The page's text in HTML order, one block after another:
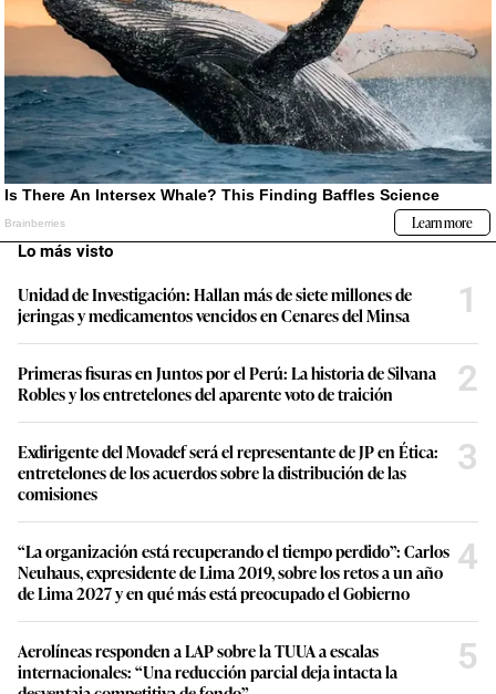
Lo más visto
Unidad de Investigación: Hallan más de siete millones de
jeringas y medicamentos vencidos en Cenares del Minsa
1
Primeras fisuras en Juntos por el Perú: La historia de Silvana
Robles y los entretelones del aparente voto de traición
2
Exdirigente del Movadef será el representante de JP en Ética:
entretelones de los acuerdos sobre la distribución de las
comisiones
3
“La organización está recuperando el tiempo perdido”: Carlos
Neuhaus, expresidente de Lima 2019, sobre los retos a un año
de Lima 2027 y en qué más está preocupado el Gobierno
4
Aerolíneas responden a LAP sobre la TUUA a escalas
internacionales: “Una reducción parcial deja intacta la
5